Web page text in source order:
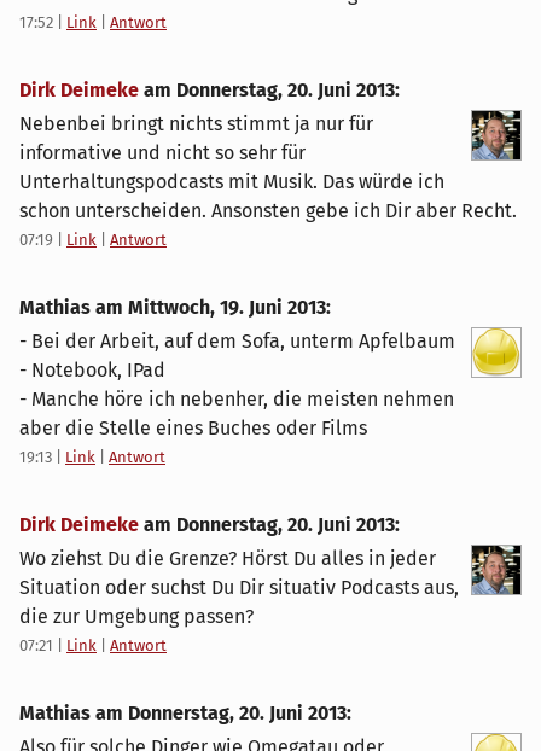
17:52 Link Antwort
Dirk Deimeke am Donnerstag, 20. Juni 2013:
Nebenbei bringt nichts stimmt ja nur für
informative und nicht so sehr für
Unterhaltungspodcasts mit Musik. Das würde ich
schon unterscheiden. Ansonsten gebe ich Dir aber Recht.
07:19 Link Antwort
Mathias am Mittwoch, 19. Juni 2013:
- Bei der Arbeit, auf dem Sofa, unterm Apfelbaum
- Notebook, IPad
- Manche höre ich nebenher, die meisten nehmen
aber die Stelle eines Buches oder Films
19:13 Link Antwort
Dirk Deimeke am Donnerstag, 20. Juni 2013:
Wo ziehst Du die Grenze? Hörst Du alles in jeder
Situation oder suchst Du Dir situativ Podcasts aus,
die zur Umgebung passen?
07:21 Link Antwort
Mathias am Donnerstag, 20. Juni 2013: